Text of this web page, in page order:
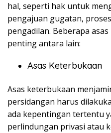
hal, seperti hak untuk
pengajuan gugatan,
pengadilan. Beberapa
penting antara lain:
Asas Keterbukaan
Asas keterbukaan
persidangan harus
ada kepentingan tertentu
perlindungan privasi atau